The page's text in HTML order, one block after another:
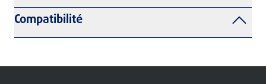
Compatibilité